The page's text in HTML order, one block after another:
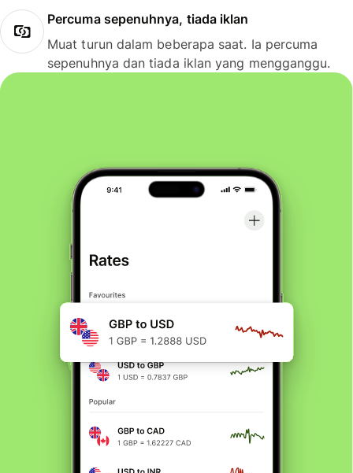
Percuma sepenuhnya, tiada iklan
Muat turun dalam beberapa saat. Ia percuma
sepenuhnya dan tiada iklan yang mengganggu.